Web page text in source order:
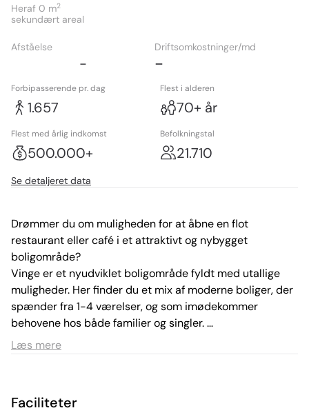
Heraf 0 m2
sekundært areal
Afståelse
-
Driftsomkostninger/md
-
Forbipasserende pr. dag
1.657
Flest i alderen
70+ år
Flest med årlig indkomst
500.000+
Befolkningstal
21.710
Se detaljeret data
Drømmer du om muligheden for at åbne en flot
restaurant eller café i et attraktivt og nybygget
boligområde?
Vinge er et nyudviklet boligområde fyldt med utallige
muligheder. Her finder du et mix af moderne boliger, der
spænder fra 1-4 værelser, og som imødekommer
behovene hos både familier og singler.
Læs mere
Faciliteter